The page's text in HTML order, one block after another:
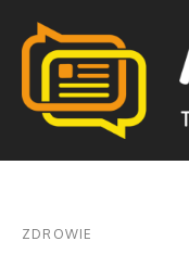
ZDROWIE